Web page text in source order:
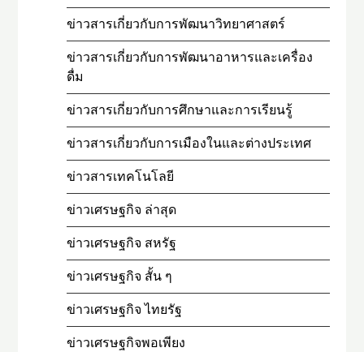
ข่าวสารเกี่ยวกับการพัฒนาวิทยาศาสตร์
ข่าวสารเกี่ยวกับการพัฒนาอาหารและเครื่อง
ดื่ม
ข่าวสารเกี่ยวกับการศึกษาและการเรียนรู้
ข่าวสารเกี่ยวกับการเมืองในและต่างประเทศ
ข่าวสารเทคโนโลยี
ข่าวเศรษฐกิจ ล่าสุด
ข่าวเศรษฐกิจ สหรัฐ
ข่าวเศรษฐกิจ สั้น ๆ
ข่าวเศรษฐกิจ ไทยรัฐ
ข่าวเศรษฐกิจพอเพียง